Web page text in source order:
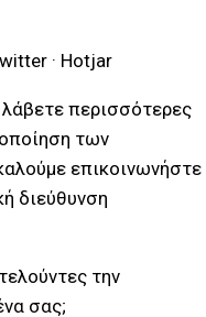
· Hotjar
περισσότερες
των
επικοινωνήστε
διεύθυνση
την
σας;